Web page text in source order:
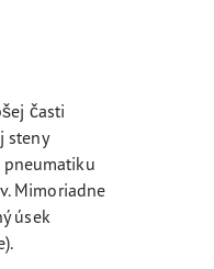
časti
steny
Mimoriadne
úsek